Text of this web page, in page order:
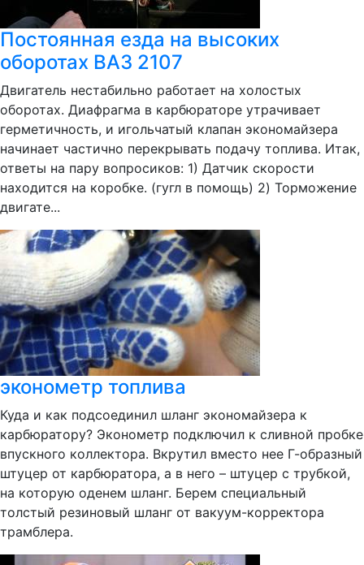
Постоянная езда на высоких
оборотах ВАЗ 2107
Двигатель нестабильно работает на холостых
оборотах. Диафрагма в карбюраторе утрачивает
герметичность, и игольчатый клапан экономайзера
начинает частично перекрывать подачу топлива. Итак,
ответы на пару вопросиков: 1) Датчик скорости
находится на коробке. (гугл в помощь) 2) Торможение
двигате...
эконометр топлива
Куда и как подсоединил шланг экономайзера к
карбюратору? Эконометр подключил к сливной пробке
впускного коллектора. Вкрутил вместо нее Г-образный
штуцер от карбюратора, а в него – штуцер с трубкой,
на которую оденем шланг. Берем специальный
толстый резиновый шланг от вакуум-корректора
трамблера.